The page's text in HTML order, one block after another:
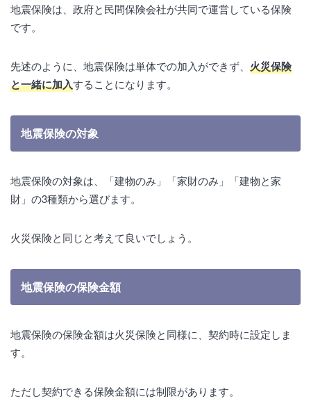
地震保険は、政府と民間保険会社が共同で運営している保険
です。
先述のように、地震保険は単体での加入ができず、 火災保険
と一緒に加入することになります。
地震保険の対象
地震保険の対象は、「建物のみ」「家財のみ」「建物と家
財」の3種類から選びます。
火災保険と同じと考えて良いでしょう。
地震保険の保険金額
地震保険の保険金額は火災保険と同様に、契約時に設定しま
す。
ただし契約できる保険金額には制限があります。